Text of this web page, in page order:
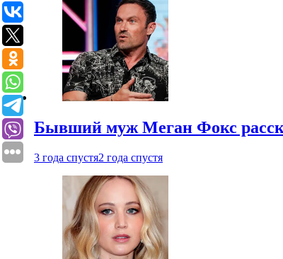
Бывший муж Меган Фокс
3 года спустя2 года спустя